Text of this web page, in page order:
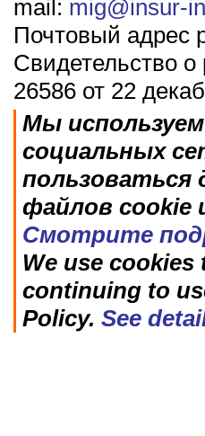
mail: mig@insur-
Почтовый адрес
Свидетельство
26586 от 22
Мы
социальных
пользоваться
файлов cookie
Смотрите
We use
continuing to
Policy. See